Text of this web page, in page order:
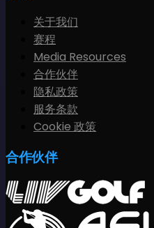
关于我们
赛程
Media Resources
合作伙伴
隐私政策
服务条款
Cookie 政策
合作伙伴